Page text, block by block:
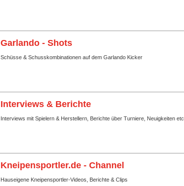
Garlando - Shots
Schüsse & Schusskombinationen auf dem Garlando Kicker
Interviews & Berichte
Interviews mit Spielern & Herstellern, Berichte über Turniere, Neuigkeiten etc.
Kneipensportler.de - Channel
Hauseigene Kneipensportler-Videos, Berichte & Clips